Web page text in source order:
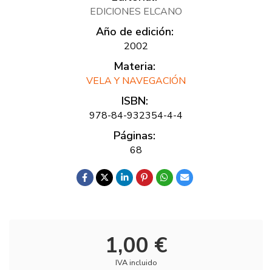
EDICIONES ELCANO
Año de edición:
2002
Materia:
VELA Y NAVEGACIÓN
ISBN:
978-84-932354-4-4
Páginas:
68
1,00 €
IVA incluido